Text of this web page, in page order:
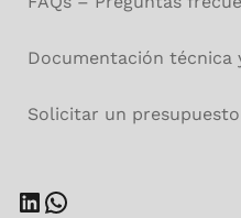
Documentación técnica
Solicitar un
LinkedIn
WhatsApp